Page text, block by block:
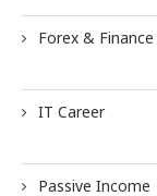
Forex & Finance
IT Career
Passive Income